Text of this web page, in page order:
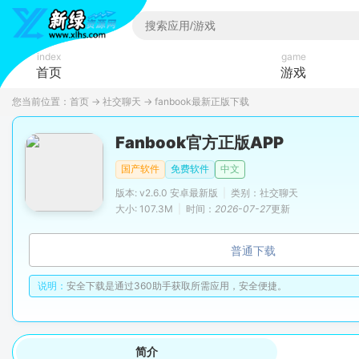
index
首页
game
游戏
您当前位置： 首页 → 社交聊天 → fanbook最新正版下载
Fanbook官方正版APP
国产软件 免费软件
中文
版本: v2.6.0 安卓最新版
类别：社交聊天
大小: 107.3M
时间： 2026-07-27更新
普通下载
说明： 安全下载是通过360助手获取所需应用，安全便捷。
简介